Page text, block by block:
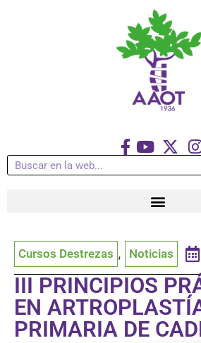
Cursos Destrezas , Noticias
III PRINCIPIOS
EN
PRIMARIA DE